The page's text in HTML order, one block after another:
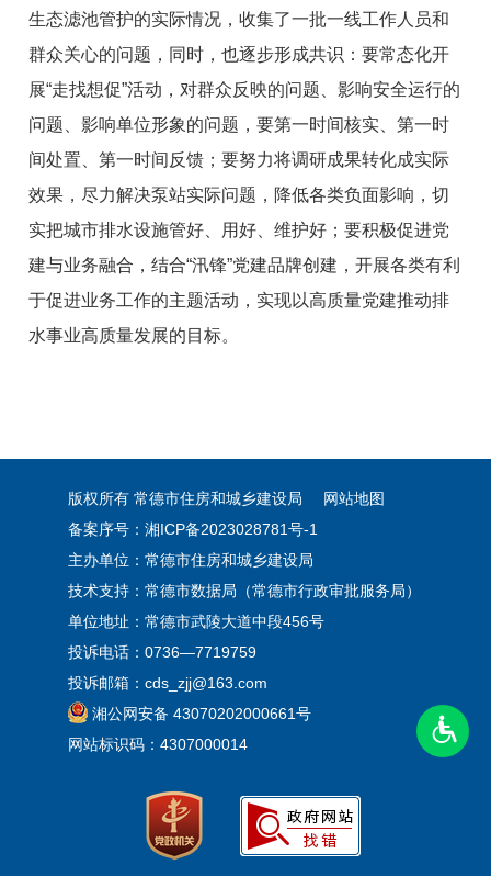
生态滤池管护的实际情况，收集了一批一线工作人员和
群众关心的问题 ， 同时，也逐步形成共识：要常态化开
展“走找想促”活动 ， 对群众反映的问题 、影响安全运行的
问题、影响单位形象的问题 ，要第一时间核实、第一时
间处置、第一时间反馈 ；要努力将调研成果转化成实际
效果，尽力解决泵站实际问题，降低各类负面影响，切
实把城市排水设施管好、用好、维护好 ；要积极促进党
建与业务融合，结合“汛锋”党建品牌创建，开展各类有利
于促进业务工作的主题活动，实现以高质量党建推动排
水事业高质量发展的目标。
版权所有 常德市住房和城乡建设局
网站地图
备案序号：湘ICP备2023028781号-1
主办单位：常德市住房和城乡建设局
技术支持：常德市数据局（常德市行政审批服务局）
单位地址：常德市武陵大道中段456号
投诉电话：0736—7719759
投诉邮箱：cds_zjj@163.com
湘公网安备 43070202000661号
网站标识码：4307000014